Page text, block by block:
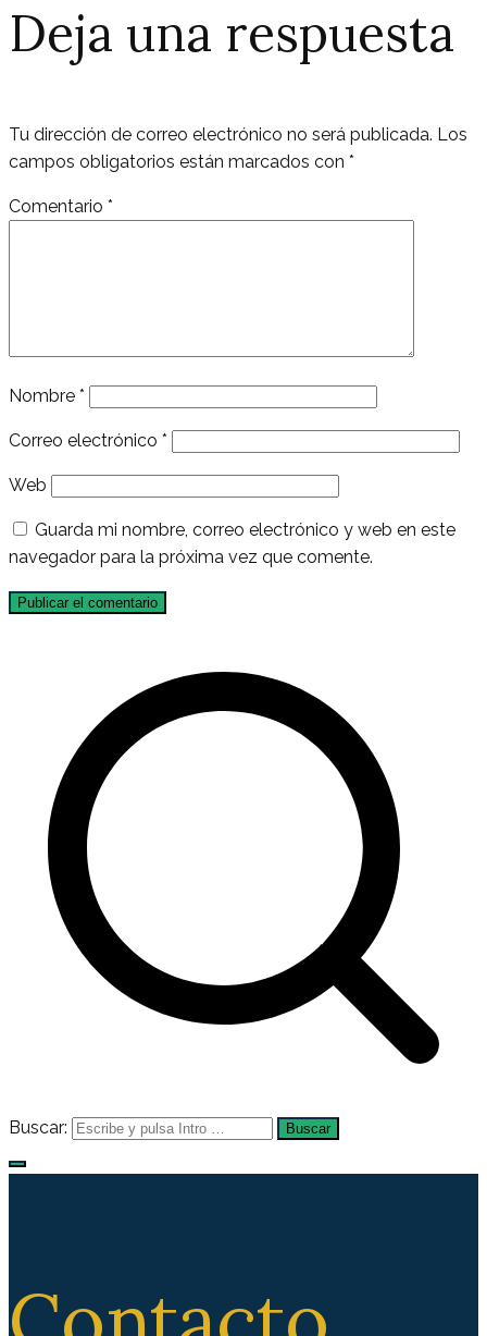
Deja una respuesta
Tu dirección de correo electrónico no será publicada. Los
campos obligatorios están marcados con *
Comentario *
Nombre *
Correo electrónico *
Web
Guarda mi nombre, correo electrónico y web en este
navegador para la próxima vez que comente.
Buscar: